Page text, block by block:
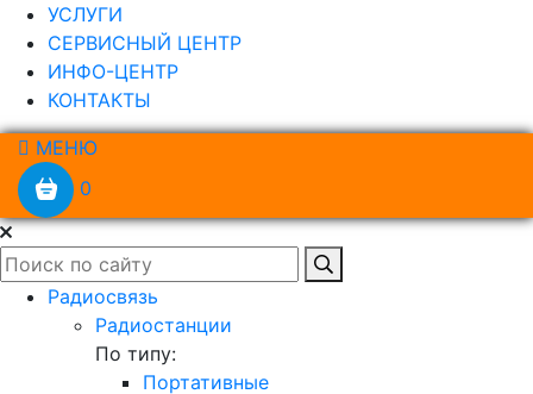
УСЛУГИ
СЕРВИСНЫЙ ЦЕНТР
ИНФО-ЦЕНТР
КОНТАКТЫ
МЕНЮ
0
Радиосвязь
Радиостанции
По типу:
Портативные